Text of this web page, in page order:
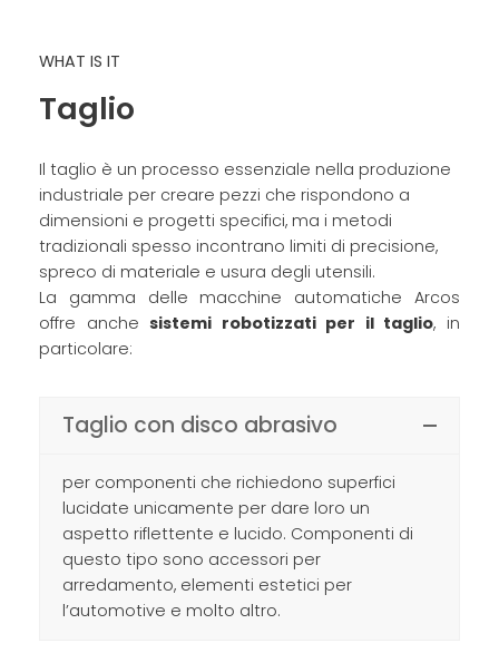
WHAT IS IT
Taglio
Il taglio è un processo essenziale nella produzione
industriale per creare pezzi che rispondono a
dimensioni e progetti specifici, ma i metodi
tradizionali spesso incontrano limiti di precisione,
spreco di materiale e usura degli utensili.
La gamma delle macchine automatiche Arcos
offre anchesistemi robotizzati per il taglio, in
particolare:
Taglio con disco abrasivo
per componenti che richiedono superfici
lucidate unicamente per dare loro un
aspetto riflettente e lucido. Componenti di
questo tipo sono accessori per
arredamento, elementi estetici per
l’automotive e molto altro.